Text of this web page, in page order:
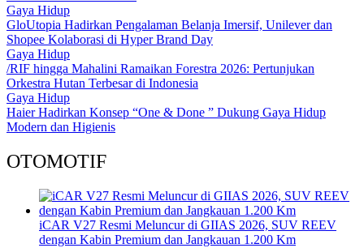
Gaya Hidup
GloUtopia Hadirkan Pengalaman Belanja Imersif, Unilever dan
Shopee Kolaborasi di Hyper Brand Day
Gaya Hidup
/RIF hingga Mahalini Ramaikan Forestra 2026: Pertunjukan
Orkestra Hutan Terbesar di Indonesia
Gaya Hidup
Haier Hadirkan Konsep “One & Done ” Dukung Gaya Hidup
Modern dan Higienis
OTOMOTIF
iCAR V27 Resmi Meluncur di GIIAS 2026, SUV REEV
dengan Kabin Premium dan Jangkauan 1.200 Km